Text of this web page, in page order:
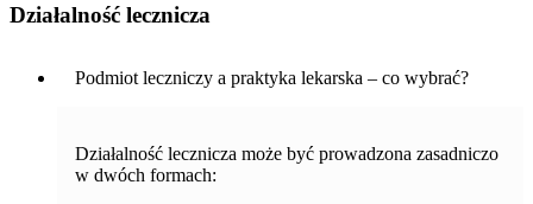
Działalność lecznicza
Podmiot leczniczy a praktyka lekarska – co wybrać?
Działalność lecznicza może być prowadzona zasadniczo
w dwóch formach: